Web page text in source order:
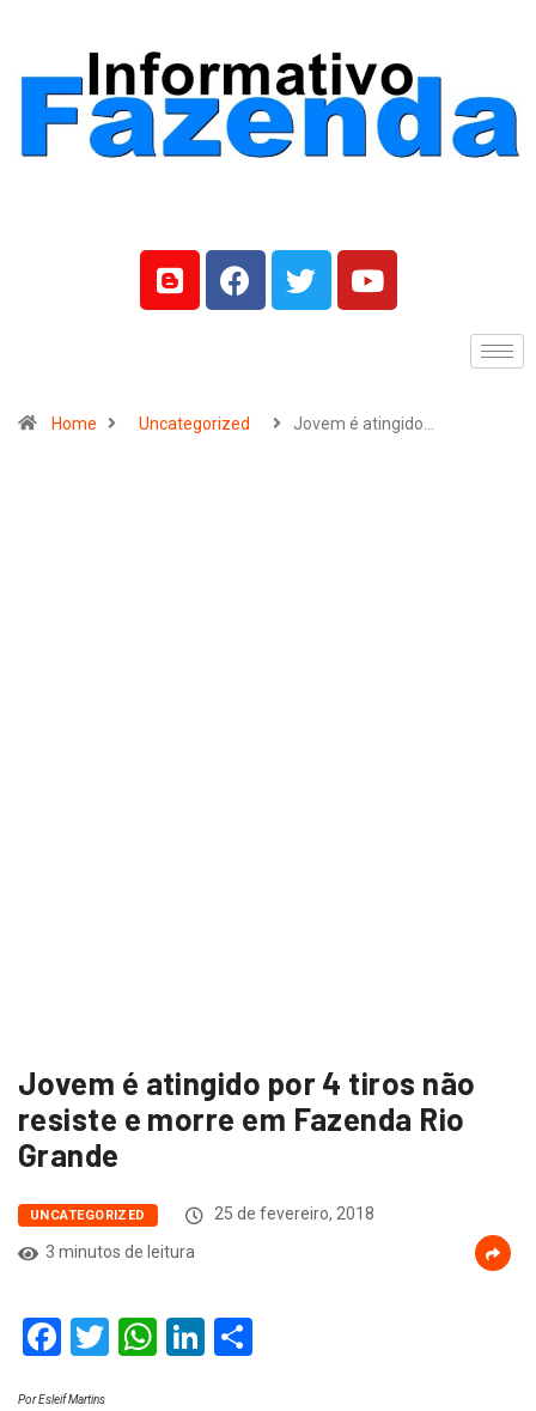
Home Uncategorized Jovem é atingido…
Jovem é atingido por 4 tiros não
resiste e morre em Fazenda Rio
Grande
UNCATEGORIZED
25 de fevereiro, 2018
3 minutos de leitura
Facebook
Twitter
WhatsApp
LinkedIn
Por Esleif Martins